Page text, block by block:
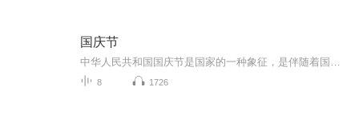
国庆节
8 1726